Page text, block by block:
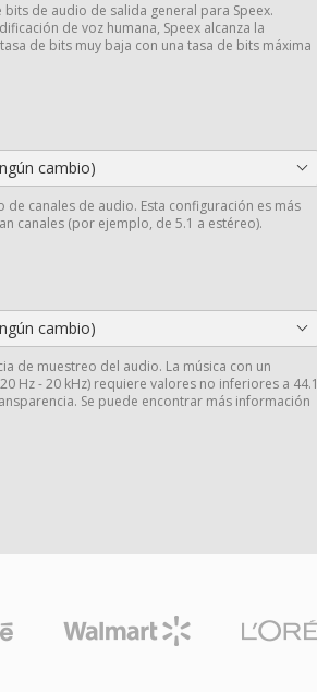
bits de audio de salida general para Speex.
de voz humana, Speex alcanza la
de bits muy baja con una tasa de bits máxima
cambio)
de canales de audio. Esta configuración es más
canales (por ejemplo, de 5.1 a estéreo).
cambio)
de muestreo del audio. La música con un
Hz - 20 kHz) requiere valores no inferiores a 44.1
Se puede encontrar más información